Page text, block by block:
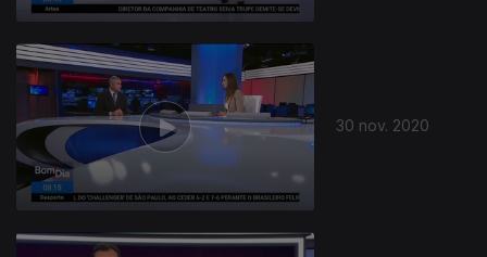
30 nov. 2020
508900